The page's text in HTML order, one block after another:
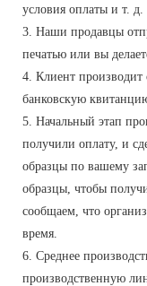
условия оплаты и т. д.
3. Наши продавцы
печатью или вы
4. Клиент производит
банковскую
5. Начальный этап
получили оплату, и
образцы по вашему
образцы, чтобы
сообщаем, что
время.
6. Среднее
производственную